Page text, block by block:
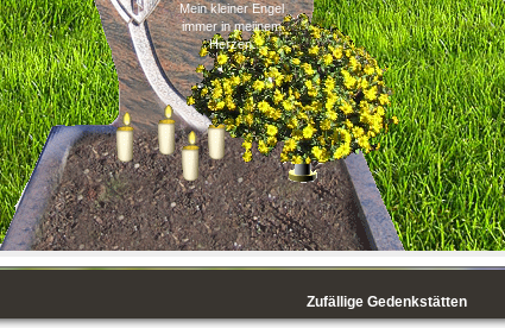
Mein kleiner Engel
immer in meiinem
Herzen.
Zufällige Gedenkstätten